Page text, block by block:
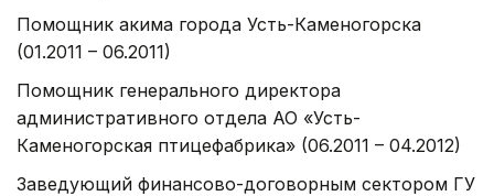
Помощник акима города Усть-Каменогорска
(01.2011 – 06.2011)
Помощник генерального директора
административного отдела АО «Усть-
Каменогорская птицефабрика» (06.2011 – 04.2012)
Заведующий финансово-договорным сектором ГУ